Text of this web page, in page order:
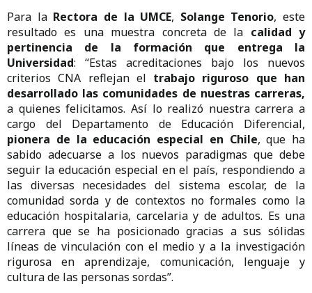
Para la Rectora de la UMCE, Solange Tenorio, este
resultado es una muestra concreta de la calidad y
pertinencia de la formación que entrega la
Universidad: “Estas acreditaciones bajo los nuevos
criterios CNA reflejan el trabajo riguroso que han
desarrollado las comunidades de nuestras carreras,
a quienes felicitamos. Así lo realizó nuestra carrera a
cargo del Departamento de Educación Diferencial,
pionera de la educación especial en Chile, que ha
sabido adecuarse a los nuevos paradigmas que debe
seguir la educación especial en el país, respondiendo a
las diversas necesidades del sistema escolar, de la
comunidad sorda y de contextos no formales como la
educación hospitalaria, carcelaria y de adultos. Es una
carrera que se ha posicionado gracias a sus sólidas
líneas de vinculación con el medio y a la investigación
rigurosa en aprendizaje, comunicación, lenguaje y
cultura de las personas sordas”.